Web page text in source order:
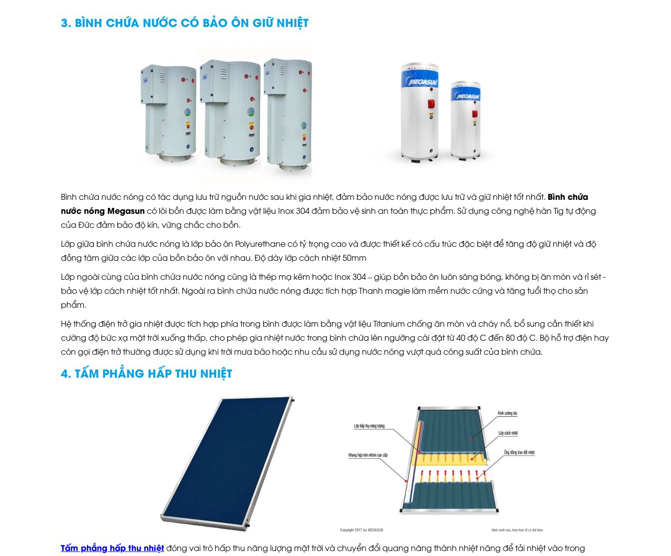
3. BÌNH CHỨA NƯỚC CÓ BẢO ÔN GIỮ NHIỆT
Bình chứa nước nóng có tác dụng lưu trữ nguồn nước sau khi gia nhiệt, đảm bảo nước nóng được lưu trữ và giữ nhiệt tốt nhất. Bình chứa
nước nóng Megasuncó lõi bồn được làm bằng vật liệu Inox 304 đảm bảo vệ sinh an toàn thực phẩm. Sử dụng công nghệ hàn Tig tự động
của Đức đảm bảo độ kín, vững chắc cho bồn.
Lớp giữa bình chứa nước nóng là lớp bảo ôn Polyurethane có tỷ trọng cao và được thiết kế có cấu trúc đặc biệt để tăng độ giữ nhiệt và độ
đồng tâm giữa các lớp của bồn bảo ôn với nhau. Độ dày lớp cách nhiệt 50mm
Lớp ngoài cùng của bình chứa nước nóng cũng là thép mạ kẽm hoặc Inox 304 – giúp bồn bảo ôn luôn sáng bóng, không bị ăn mòn và rỉ sét -
bảo vệ lớp cách nhiệt tốt nhất. Ngoài ra bình chứa nước nóng được tích hợp Thanh magie làm mềm nước cứng và tăng tuổi thọ cho sản
phẩm.
Hệ thống điện trở gia nhiệt được tích hợp phía trong bình được làm bằng vật liệu Titanium chống ăn mòn và cháy nổ, bổ sung cần thiết khi
cường độ bức xạ mặt trời xuống thấp, cho phép gia nhiệt nước trong bình chứa lên ngưỡng cài đặt từ 40 độ C đến 80 độ C. Bộ hỗ trợ điện hay
còn gọi điện trở thường được sử dụng khi trời mưa bão hoặc nhu cầu sử dụng nước nóng vượt quá công suất của bình chứa.
4. TẤM PHẲNG HẤP THU NHIỆT
Tấm phẳng hấp thu nhiệtđóng vai trò hấp thu năng lượng mặt trời và chuyển đổi quang năng thành nhiệt năng để tải nhiệt vào trong